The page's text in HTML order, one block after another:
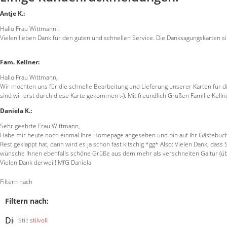
Antje K.:
Hallo Frau Wittmann!
Vielen lieben Dank für den guten und schnellen Service. Die
Fam. Kellner:
Hallo Frau Wittmann,
Wir möchten uns für die schnelle Bearbeitung und Lieferung unserer Karten für
sind wir erst durch diese Karte gekommen :-). Mit freundlich Grüßen Familie
Daniela K.:
Sehr geehrte Frau Wittmann,
Habe mir heute noch einmal Ihre Homepage angesehen und bin auf Ihr
Rest geklappt hat, dann wird es ja schon fast kitschig *gg* Also: Vielen Dank,
wünsche Ihnen ebenfalls schöne Grüße aus dem mehr als verschneiten Galtür
Vielen Dank derweil! MfG Daniela
Filtern nach
Filtern nach:
Stil: stilvoll
Diesen